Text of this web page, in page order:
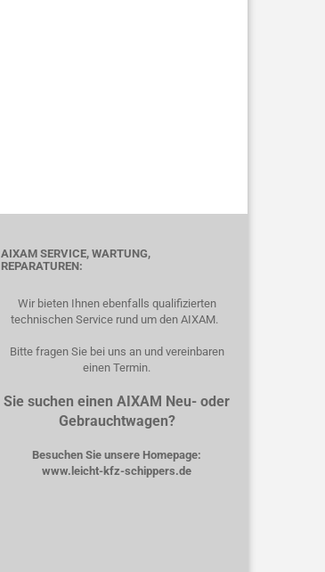
AIXAM SERVICE, WARTUNG,
REPARATUREN:
Wir bieten Ihnen ebenfalls qualifizierten
technischen Service rund um den AIXAM.
Bitte fragen Sie bei uns an und vereinbaren
einen Termin.
Sie suchen einen AIXAM Neu- oder
Gebrauchtwagen?
Besuchen Sie unsere Homepage:
www.leicht-kfz-schippers.de